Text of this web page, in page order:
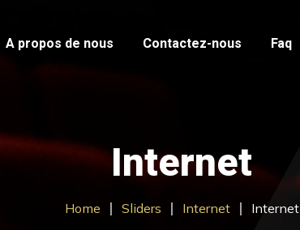
A propos de nous Contactez-nous Faq
Internet
Home Sliders Internet Internet